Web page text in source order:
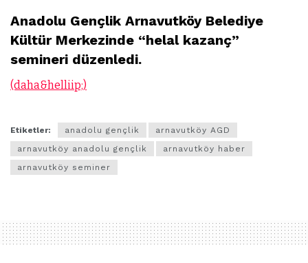
Anadolu Gençlik Arnavutköy Belediye
Kültür Merkezinde “helal kazanç”
semineri düzenledi.
(daha&helliip;)
Etiketler: anadolu gençlik
arnavutköy AGD
arnavutköy anadolu gençlik
arnavutköy haber
arnavutköy seminer